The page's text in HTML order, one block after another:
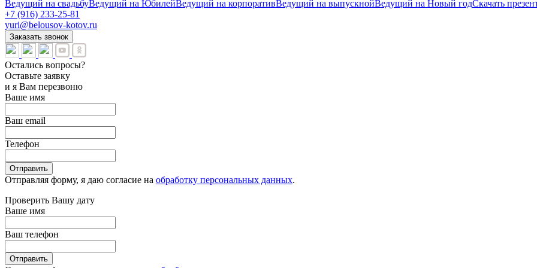
Ведущий на свадьбуВедущий на ЮбилейВедущий на корпоративВедущий на выпускнойВедущий на Новый годСкачать
+7 (916) 233-25-81
yuri@belousov-kotov.ru
Заказать звонок
Остались вопросы?
Оставьте заявку
и я Вам перезвоню
Ваше имя
Ваш email
Телефон
Отправить
Отправляя форму, я даю согласие на обработку персональных данных.
Проверить Вашу дату
Ваше имя
Ваш телефон
Отправить